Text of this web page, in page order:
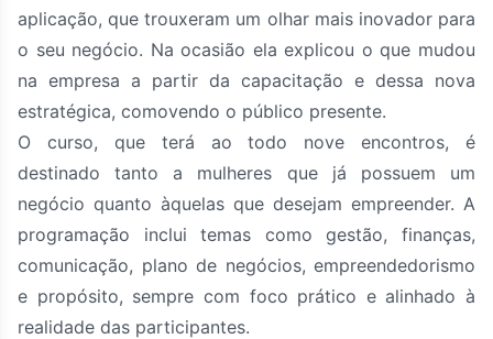
aplicação, que trouxeram um olhar mais inovador para
o seu negócio. Na ocasião ela explicou o que mudou
na empresa a partir da capacitação e dessa nova
estratégica, comovendo o público presente.
O curso, que terá ao todo nove encontros, é
destinado tanto a mulheres que já possuem um
negócio quanto àquelas que desejam empreender. A
programação inclui temas como gestão, finanças,
comunicação, plano de negócios, empreendedorismo
e propósito, sempre com foco prático e alinhado à
realidade das participantes.